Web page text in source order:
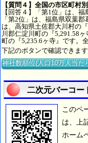
【質問４】全国の市区町村
【回答４】「第1位」は、
「第2位」は、福島県双葉
は、高知県土佐郡大川村の
川郡仁淀川町の『5,291.58
町の『5,235.6ヶ寺』です。
下記のボタンで確認できま
神社数順位(人口10万人当た
二次元バーコー
このペ
は、上
ホーム